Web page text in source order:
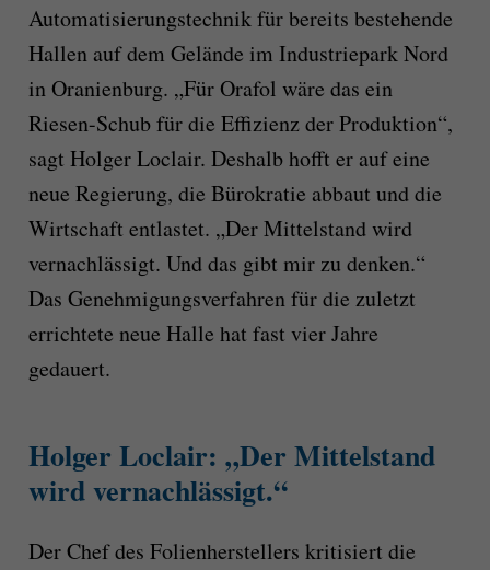
Automatisierungstechnik für bereits bestehende
Hallen auf dem Gelände im Industriepark Nord
in Oranienburg. „Für Orafol wäre das ein
Riesen-Schub für die Effizienz der Produktion“,
sagt Holger Loclair. Deshalb hofft er auf eine
neue Regierung, die Bürokratie abbaut und die
Wirtschaft entlastet. „Der Mittelstand wird
vernachlässigt. Und das gibt mir zu denken.“
Das Genehmigungsverfahren für die zuletzt
errichtete neue Halle hat fast vier Jahre
gedauert.
Holger Loclair: „Der Mittelstand
wird vernachlässigt.“
Der Chef des Folienherstellers kritisiert die